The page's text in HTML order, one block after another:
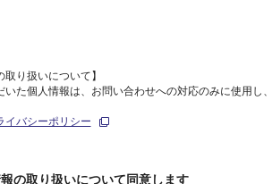
取り扱いについて】
いた個人情報は、お問い合わせへの対応のみに使用し
イバシーポリシー
の取り扱いについて同意します